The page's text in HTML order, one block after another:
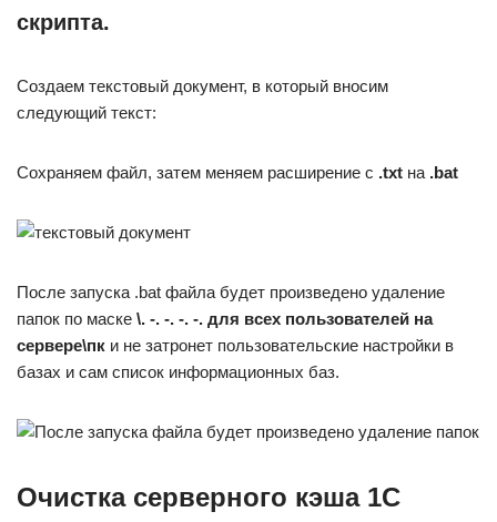
скрипта.
Создаем текстовый документ, в который вносим
следующий текст:
Сохраняем файл, затем меняем расширение с .txt на .bat
После запуска .bat файла будет произведено удаление
папок по маске \. -. -. -. -. для всех пользователей на
сервере\пк и не затронет пользовательские настройки в
базах и сам список информационных баз.
Очистка серверного кэша 1С